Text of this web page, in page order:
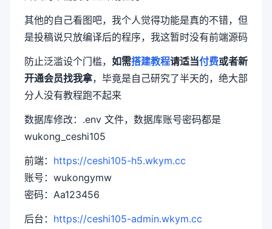
其他的自己看图吧，我个人觉得功能是真的不错，但
是投稿说只放编译后的程序，我这暂时没有前端源码
防止泛滥设个门槛， 如需搭建教程请适当付费或者新
开通会员找我拿，毕竟是自己研究了半天的，绝大部
分人没有教程跑不起来
数据库修改：.env 文件，数据库账号密码都是
wukong_ceshi105
前端： https://ceshi105-h5.wkym.cc
账号：wukongymw
密码：Aa123456
后台： https://ceshi105-admin.wkym.cc